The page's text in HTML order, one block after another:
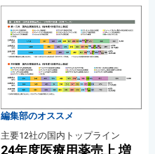
編集部のオススメ
主要12社の国内トップライン
24年度医療用薬売上 増